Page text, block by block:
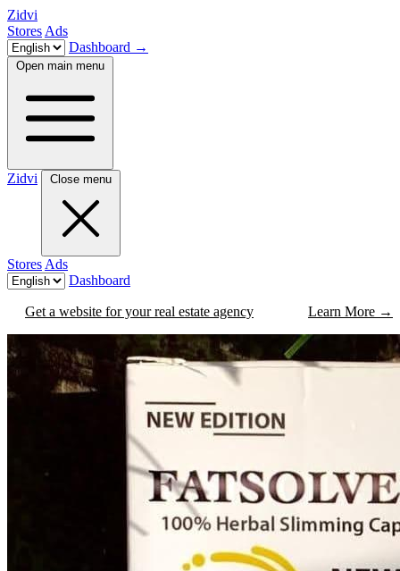
Zidvi
Stores Ads
Dashboard →
Open main menu
Zidvi Close menu
Stores Ads
Dashboard
Get a website for your real estate agency Learn More →